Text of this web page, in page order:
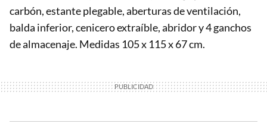
carbón, estante plegable, aberturas de ventilación,
balda inferior, cenicero extraíble, abridor y 4 ganchos
de almacenaje. Medidas 105 x 115 x 67 cm.